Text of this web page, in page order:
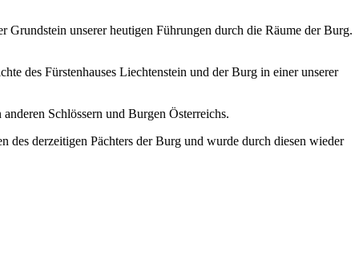
unserer heutigen Führungen durch die Räume der Burg.
des Fürstenhauses Liechtenstein und der Burg in einer unserer
Schlössern und Burgen Österreichs.
derzeitigen Pächters der Burg und wurde durch diesen wieder